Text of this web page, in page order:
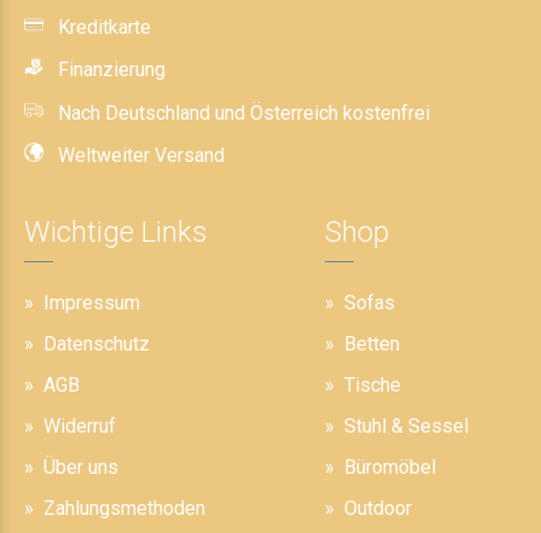
Kreditkarte
Finanzierung
Nach Deutschland und Österreich kostenfrei
Weltweiter Versand
Wichtige Links
Impressum
Datenschutz
AGB
Widerruf
Über uns
Zahlungsmethoden
Shop
Sofas
Betten
Tische
Stuhl & Sessel
Büromöbel
Outdoor